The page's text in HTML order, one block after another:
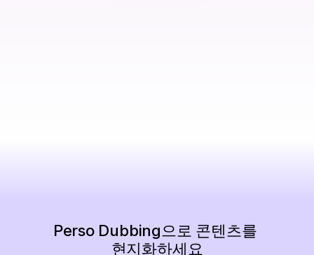
Perso Dubbing으로 콘텐츠를
현지화하세요